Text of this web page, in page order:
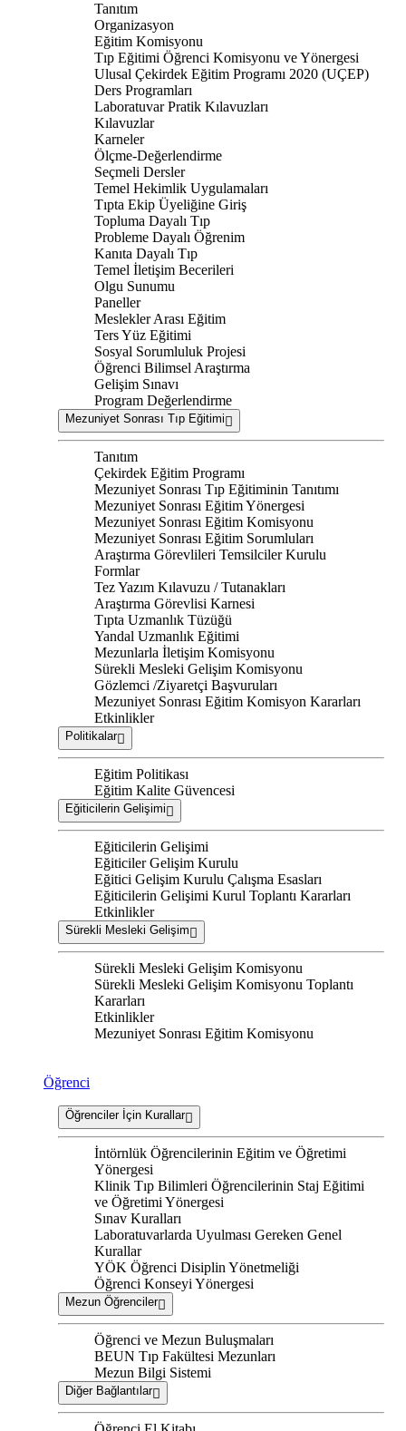
Tanıtım
Organizasyon
Eğitim Komisyonu
Tıp Eğitimi Öğrenci Komisyonu ve Yönergesi
Ulusal Çekirdek Eğitim Programı 2020 (UÇEP)
Ders Programları
Laboratuvar Pratik Kılavuzları
Kılavuzlar
Karneler
Ölçme-Değerlendirme
Seçmeli Dersler
Temel Hekimlik Uygulamaları
Tıpta Ekip Üyeliğine Giriş
Topluma Dayalı Tıp
Probleme Dayalı Öğrenim
Kanıta Dayalı Tıp
Temel İletişim Becerileri
Olgu Sunumu
Paneller
Meslekler Arası Eğitim
Ters Yüz Eğitimi
Sosyal Sorumluluk Projesi
Öğrenci Bilimsel Araştırma
Gelişim Sınavı
Program Değerlendirme
Mezuniyet Sonrası Tıp Eğitimi
Tanıtım
Çekirdek Eğitim Programı
Mezuniyet Sonrası Tıp Eğitiminin Tanıtımı
Mezuniyet Sonrası Eğitim Yönergesi
Mezuniyet Sonrası Eğitim Komisyonu
Mezuniyet Sonrası Eğitim Sorumluları
Araştırma Görevlileri Temsilciler Kurulu
Formlar
Tez Yazım Kılavuzu / Tutanakları
Araştırma Görevlisi Karnesi
Tıpta Uzmanlık Tüzüğü
Yandal Uzmanlık Eğitimi
Mezunlarla İletişim Komisyonu
Sürekli Mesleki Gelişim Komisyonu
Gözlemci /Ziyaretçi Başvuruları
Mezuniyet Sonrası Eğitim Komisyon Kararları
Etkinlikler
Politikalar
Eğitim Politikası
Eğitim Kalite Güvencesi
Eğiticilerin Gelişimi
Eğiticilerin Gelişimi
Eğiticiler Gelişim Kurulu
Eğitici Gelişim Kurulu Çalışma Esasları
Eğiticilerin Gelişimi Kurul Toplantı Kararları
Etkinlikler
Sürekli Mesleki Gelişim
Sürekli Mesleki Gelişim Komisyonu
Sürekli Mesleki Gelişim Komisyonu Toplantı
Kararları
Etkinlikler
Mezuniyet Sonrası Eğitim Komisyonu
Öğrenci
Öğrenciler İçin Kurallar
İntörnlük Öğrencilerinin Eğitim ve Öğretimi
Yönergesi
Klinik Tıp Bilimleri Öğrencilerinin Staj Eğitimi
ve Öğretimi Yönergesi
Sınav Kuralları
Laboratuvarlarda Uyulması Gereken Genel
Kurallar
YÖK Öğrenci Disiplin Yönetmeliği
Öğrenci Konseyi Yönergesi
Mezun Öğrenciler
Öğrenci ve Mezun Buluşmaları
BEUN Tıp Fakültesi Mezunları
Mezun Bilgi Sistemi
Diğer Bağlantılar